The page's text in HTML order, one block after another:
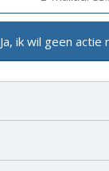
Ja, ik wil geen actie